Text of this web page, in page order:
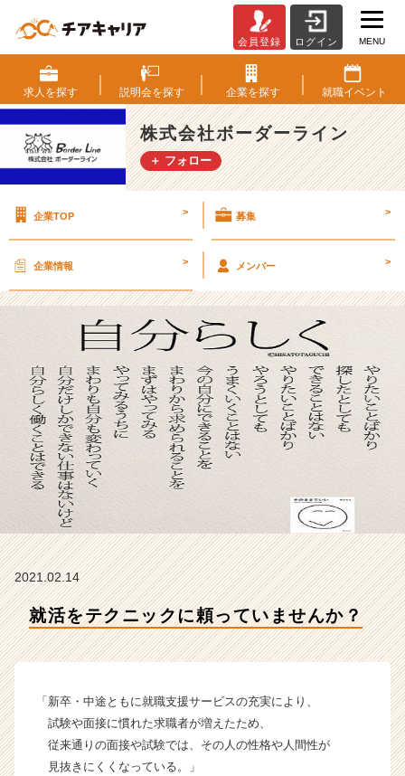
活
を
テ
ク
ニ
ッ
っ
ま
ん
か？
【株
式
会
社
イ
ン】
ベ
ン
チ
会員登録 ログイン MENU
求人を探す 説明会を探す 企業を探す 就職イベント
株式会社ボーダーライン
＋ フォロー
企業TOP > 募集 >
企業情報 > メンバー >
2021.02.14
就活をテクニックに頼っていませんか？
「新卒・中途ともに就職支援サービスの充実により、
試験や面接に慣れた求職者が増えたため、
従来通りの面接や試験では、その人の性格や人間性が
見抜きにくくなっている。」